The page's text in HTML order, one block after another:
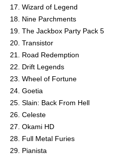
17. Wizard of Legend
18. Nine Parchments
19. The Jackbox Party Pack 5
20. Transistor
21. Road Redemption
22. Drift Legends
23. Wheel of Fortune
24. Goetia
25. Slain: Back From Hell
26. Celeste
27. Okami HD
28. Full Metal Furies
29. Pianista